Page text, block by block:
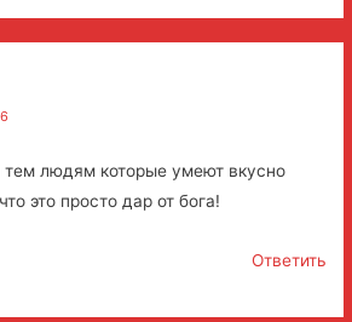
тем людям которые умеют вкусно
это просто дар от бога!
Ответить